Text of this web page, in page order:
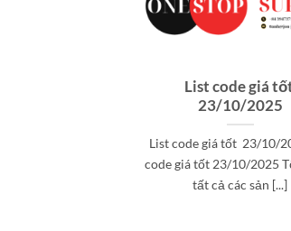
List code giá
23/10/2025
List code giá tốt 23/10/
code giá tốt 23/10/2025
tất cả các sản [...]